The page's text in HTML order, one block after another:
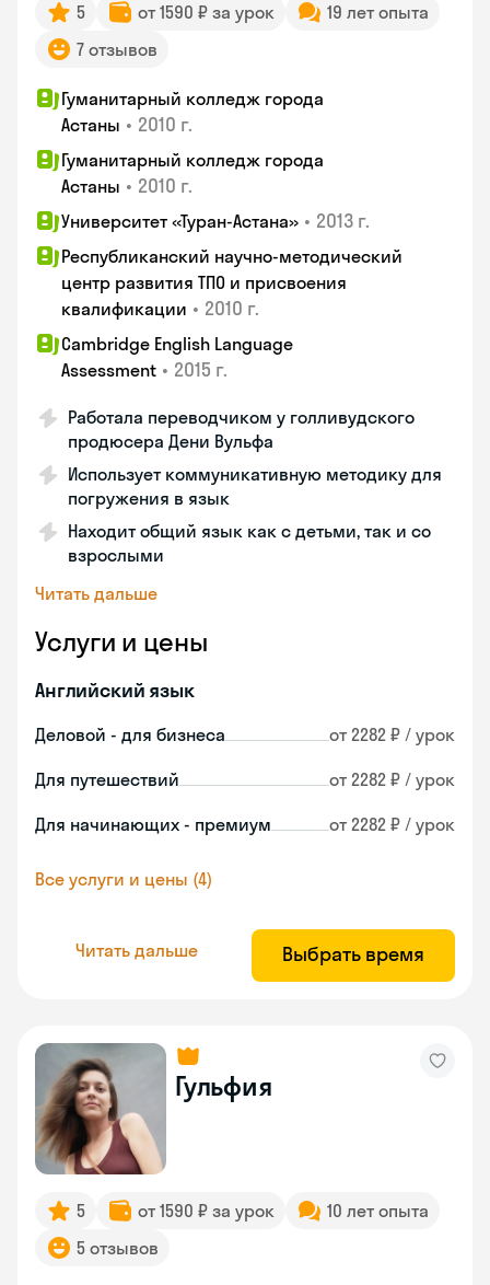
5 от 1590 ₽ за урок
19 лет опыта
7 отзывов
Гуманитарный колледж города
Астаны • 2010 г.
Гуманитарный колледж города
Астаны • 2010 г.
Университет «Туран-Астана» • 2013 г.
Республиканский научно-методический
центр развития ТПО и присвоения
квалификации • 2010 г.
Cambridge English Language
Assessment • 2015 г.
Работала переводчиком у голливудского
продюсера Дени Вульфа
Использует коммуникативную методику для
погружения в язык
Находит общий язык как с детьми, так и со
взрослыми
Читать дальше
Услуги и цены
Английский язык
Деловой - для бизнеса от 2282 ₽ / урок
Для путешествий от 2282 ₽ / урок
Для начинающих - премиум от 2282 ₽ / урок
Все услуги и цены (4)
Читать дальше Выбрать время
Гульфия
5 от 1590 ₽ за урок
10 лет опыта
5 отзывов